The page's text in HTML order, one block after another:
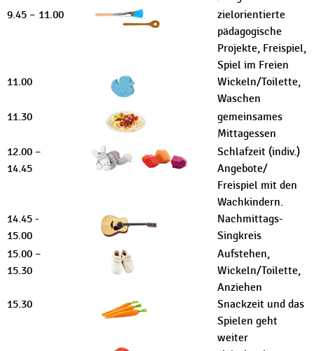
9.45 – 11.00
zielorientierte
pädagogische
Projekte, Freispiel,
Spiel im Freien
11.00
Wickeln/Toilette,
Waschen
11.30
gemeinsames
Mittagessen
12.00 –
14.45
Schlafzeit (indiv.)
Angebote/
Freispiel mit den
Wachkindern.
14.45 -
15.00
Nachmittags-
Singkreis
15.00 –
15.30
Aufstehen,
Wickeln/Toilette,
Anziehen
15.30
Snackzeit und das
Spielen geht
weiter